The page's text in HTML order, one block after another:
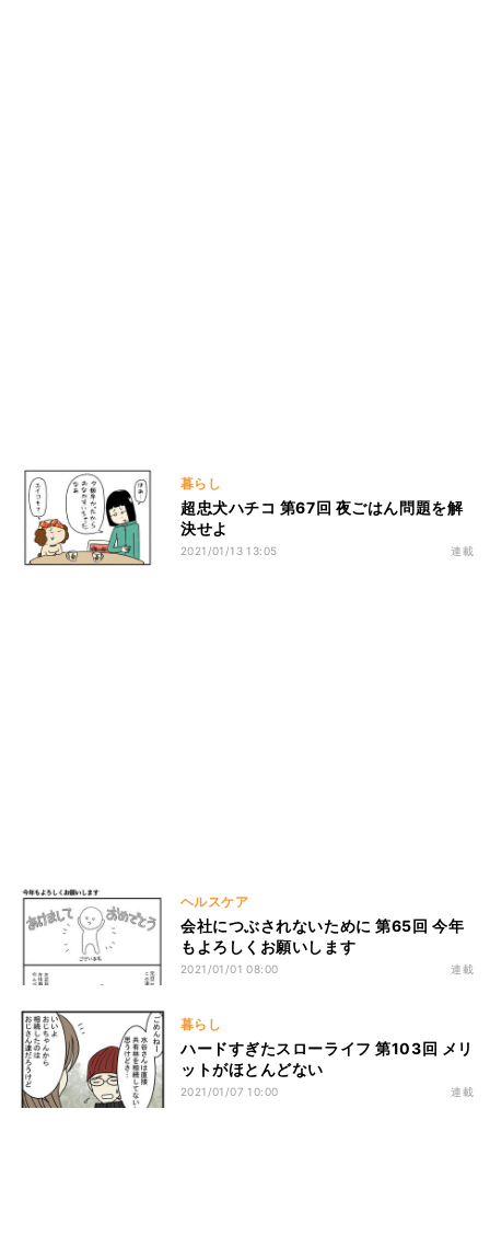
暮らし
超忠犬ハチコ 第67回 夜ごはん問題を解
決せよ
2021/01/13 13:05 連載
ヘルスケア
会社につぶされないために 第65回 今年
もよろしくお願いします
2021/01/01 08:00 連載
暮らし
ハードすぎたスローライフ 第103回 メリ
ットがほとんどない
2021/01/07 10:00 連載